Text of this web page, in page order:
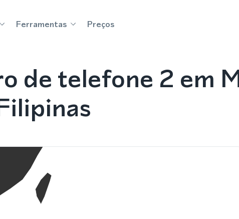
Ferramentas Preços
de telefone 2 em